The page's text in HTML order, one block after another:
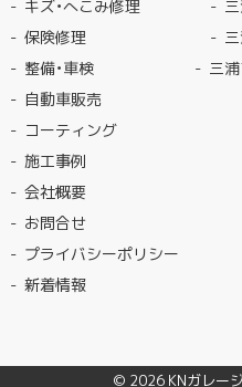
キズ・へこみ修理
保険修理
整備・車検
自動車販売
コーティング
施工事例
会社概要
お問合せ
プライバシーポリシー
新着情報
三
© 2026 KNガレー